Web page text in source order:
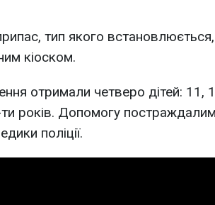
тип якого встановлюється,
кіоском.
отримали четверо дітей: 11,
ти років. Допомогу
поліції.